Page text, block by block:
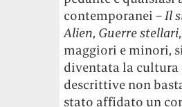
contemporanei –Il
Alien, Guerre stellari,
maggiori e minori,
diventata la cultura
descrittive non
stato affidato un